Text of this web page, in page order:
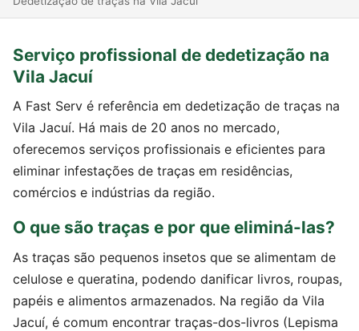
Serviço profissional de dedetização na
Vila Jacuí
A Fast Serv é referência em dedetização de traças na
Vila Jacuí. Há mais de 20 anos no mercado,
oferecemos serviços profissionais e eficientes para
eliminar infestações de traças em residências,
comércios e indústrias da região.
O que são traças e por que eliminá-las?
As traças são pequenos insetos que se alimentam de
celulose e queratina, podendo danificar livros, roupas,
papéis e alimentos armazenados. Na região da Vila
Jacuí, é comum encontrar traças-dos-livros (Lepisma